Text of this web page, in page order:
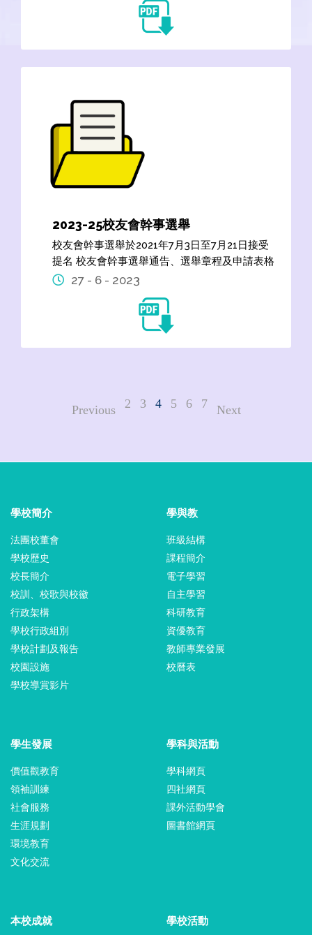
2023-25校友會幹事選舉
校友會幹事選舉於2021年7月3日至7月21日接受
提名 校友會幹事選舉通告、選舉章程及申請表格
27 - 6 - 2023
Previous 2 3 4 5 6 7 Next
學校簡介
法團校董會
學校歷史
校長簡介
校訓、校歌與校徽
行政架構
學校行政組別
學校計劃及報告
校園設施
學校導賞影片
學與教
班級結構
課程簡介
電子學習
自主學習
科研教育
資優教育
教師專業發展
校曆表
學生發展
價值觀教育
領袖訓練
社會服務
生涯規劃
環境教育
文化交流
學科與活動
學科網頁
四社網頁
課外活動學會
圖書館網頁
本校成就 學校活動